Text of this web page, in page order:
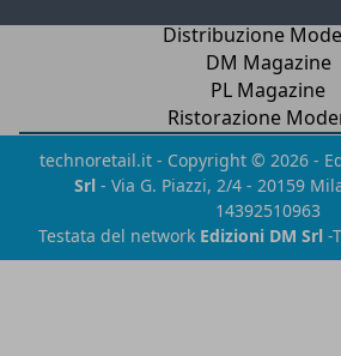
Distribuzione
DM Magazine
PL Magazine
Ristorazione
technoretail.it - Copyright © 2026 -
Srl - Via G. Piazzi, 2/4 - 20159
14392510963
Testata del network Edizioni DM Srl -